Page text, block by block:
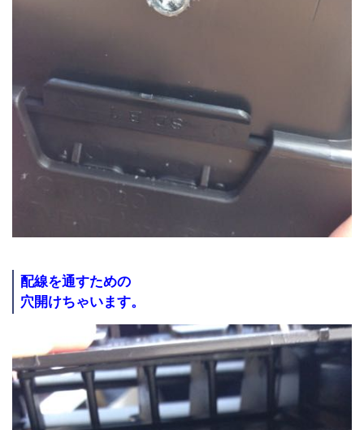
配線を通すための
穴開けちゃいます。